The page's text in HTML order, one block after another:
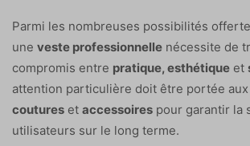
Parmi les nombreuses possibilités
une veste professionnelle nécessite de
compromis entre pratique, esthétique et
attention particulière doit être portée aux
coutures et accessoires pour garantir la
utilisateurs sur le long terme.